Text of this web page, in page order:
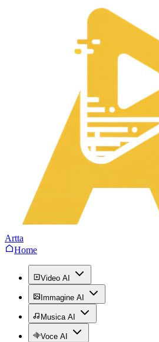
Artta
Home
Video AI
Immagine AI
Musica AI
Voce AI